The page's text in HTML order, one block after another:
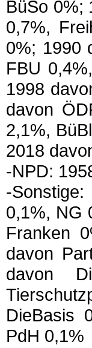
BüSo 0%;
0,7%,
0%; 1990
FBU
1998
davon
2,1%,
2018
-NPD:
-
0,1%, NG
Franken
davon
davon
DieBasis
PdH 0,1%